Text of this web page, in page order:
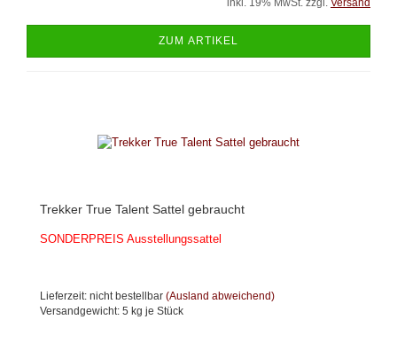
ZUM ARTIKEL
Trekker True Talent Sattel gebraucht
SONDERPREIS Ausstellungssattel
Lieferzeit: nicht bestellbar (Ausland abweichend)
Versandgewicht: 5 kg je Stück